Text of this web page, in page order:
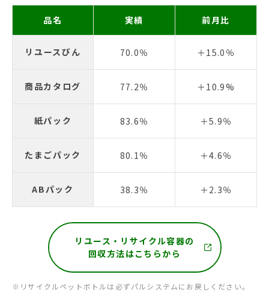
品名 実績 前月比
リユースびん 70.0％ ＋15.0％
商品カタログ 77.2％ ＋10.9%
紙パック 83.6％ ＋5.9％
たまごパック 80.1％ ＋4.6％
ABパック 38.3％ ＋2.3％
リユース・リサイクル容器の
回収方法はこちらから
※リサイクルペットボトルは必ずパルシステムにお戻しください。